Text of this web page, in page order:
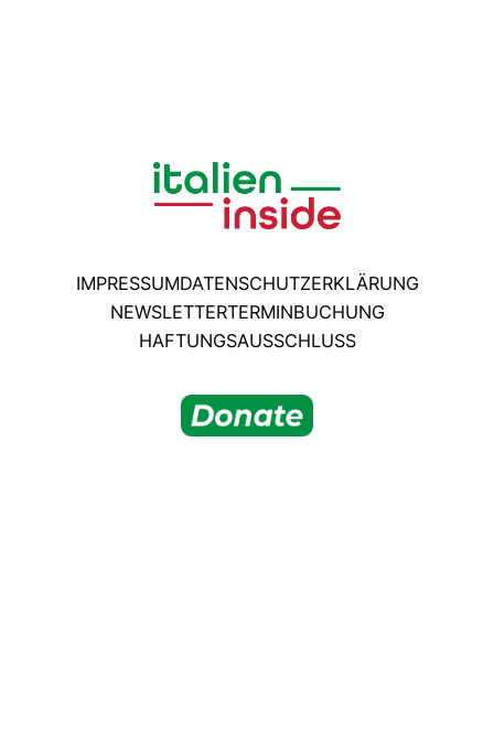
IMPRESSUMDATENSCHUTZERKLÄRUNG
NEWSLETTERTERMINBUCHUNG
HAFTUNGSAUSSCHLUSS